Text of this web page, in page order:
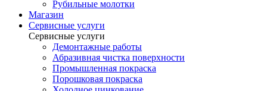
Рубильные молотки
Магазин
Сервисные услуги
Сервисные услуги
Демонтажные работы
Абразивная чистка поверхности
Промышленная покраска
Порошковая покраска